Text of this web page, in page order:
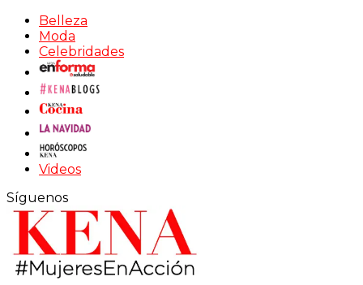
Belleza
Moda
Celebridades
Videos
Síguenos